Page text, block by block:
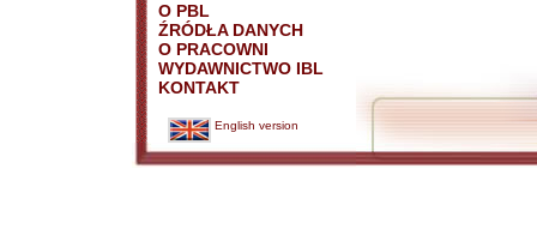
O PBL
ŹRÓDŁA DANYCH
O PRACOWNI
WYDAWNICTWO IBL
KONTAKT
English version